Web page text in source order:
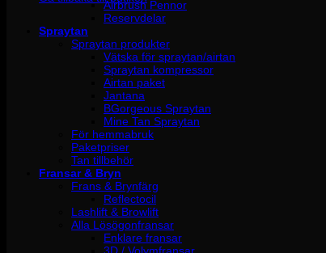
Airbrush Pennor
Reservdelar
Spraytan
Spraytan produkter
Vätska för spraytan/airtan
Spraytan kompressor
Airtan paket
Jantana
BGorgeous Spraytan
Mine Tan Spraytan
För hemmabruk
Paketpriser
Tan tillbehör
Fransar & Bryn
Frans & Brynfärg
Reflectocil
Lashlift & Browlift
Alla Lösögonfransar
Enklare fransar
3D / Volymfransar